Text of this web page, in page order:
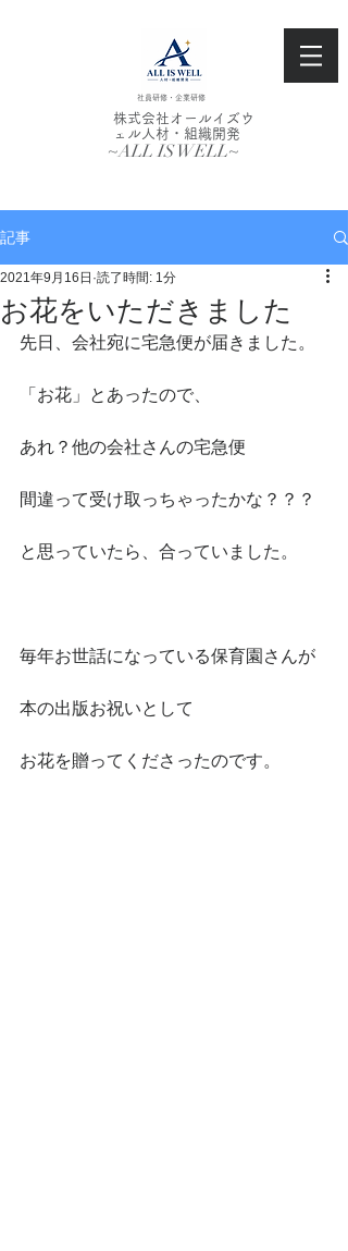
社員研修・企業研修
株式会社オールイズウ
ェル人材・組織開発
~ALL IS WELL~
記事
お花をいただきました
2021年9月16日 読了時間: 1分
先日、会社宛に宅急便が届きました。
「お花」とあったので、
あれ？他の会社さんの宅急便
間違って受け取っちゃったかな？？？
と思っていたら、合っていました。
毎年お世話になっている保育園さんが
本の出版お祝いとして
お花を贈ってくださったのです。